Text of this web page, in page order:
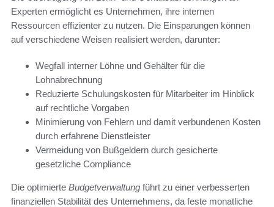
Experten ermöglicht es Unternehmen, ihre internen
Ressourcen effizienter zu nutzen. Die Einsparungen können
auf verschiedene Weisen realisiert werden, darunter:
Wegfall interner Löhne und Gehälter für die
Lohnabrechnung
Reduzierte Schulungskosten für Mitarbeiter im Hinblick
auf rechtliche Vorgaben
Minimierung von Fehlern und damit verbundenen Kosten
durch erfahrene Dienstleister
Vermeidung von Bußgeldern durch gesicherte
gesetzliche Compliance
Die optimierte Budgetverwaltung führt zu einer verbesserten
finanziellen Stabilität des Unternehmens, da feste monatliche